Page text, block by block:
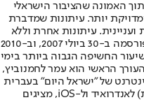
האמונה שהציבור הישראלי
יותר. עיתונות שמדברת
ועניינית. עיתונות אחרת וללא
תשלום. המהדורה המודפסת הראשונה פורסמה ב-30 ביולי 2007, וב-2010
החשיפה הגבוה ביותר בימי
הראשי הוא עמר לחמנוביץ,
של "ישראל היום" בעברית
ובאנגלית, כמו כן היישומונים (אפליקציות) לאנדרואיד ול-iOS, מציגים